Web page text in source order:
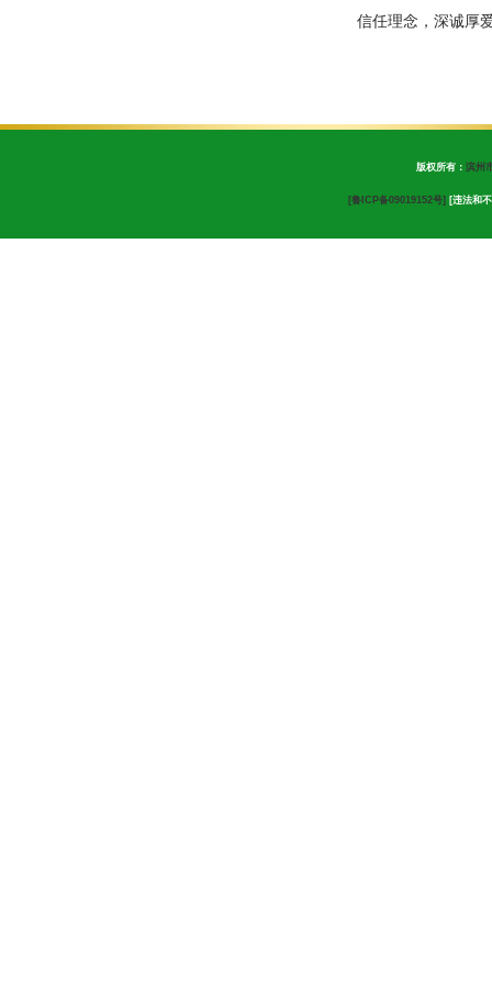
信任理念，深诚厚
版权所有： 滨州
[鲁ICP备09019152号] [违法和